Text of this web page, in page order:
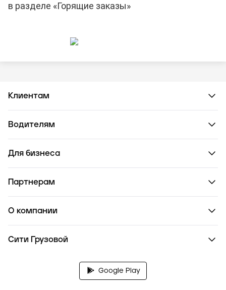
в разделе «Горящие заказы»
Клиентам
Водителям
Для бизнеса
Партнерам
О компании
Сити Грузовой
Google Play